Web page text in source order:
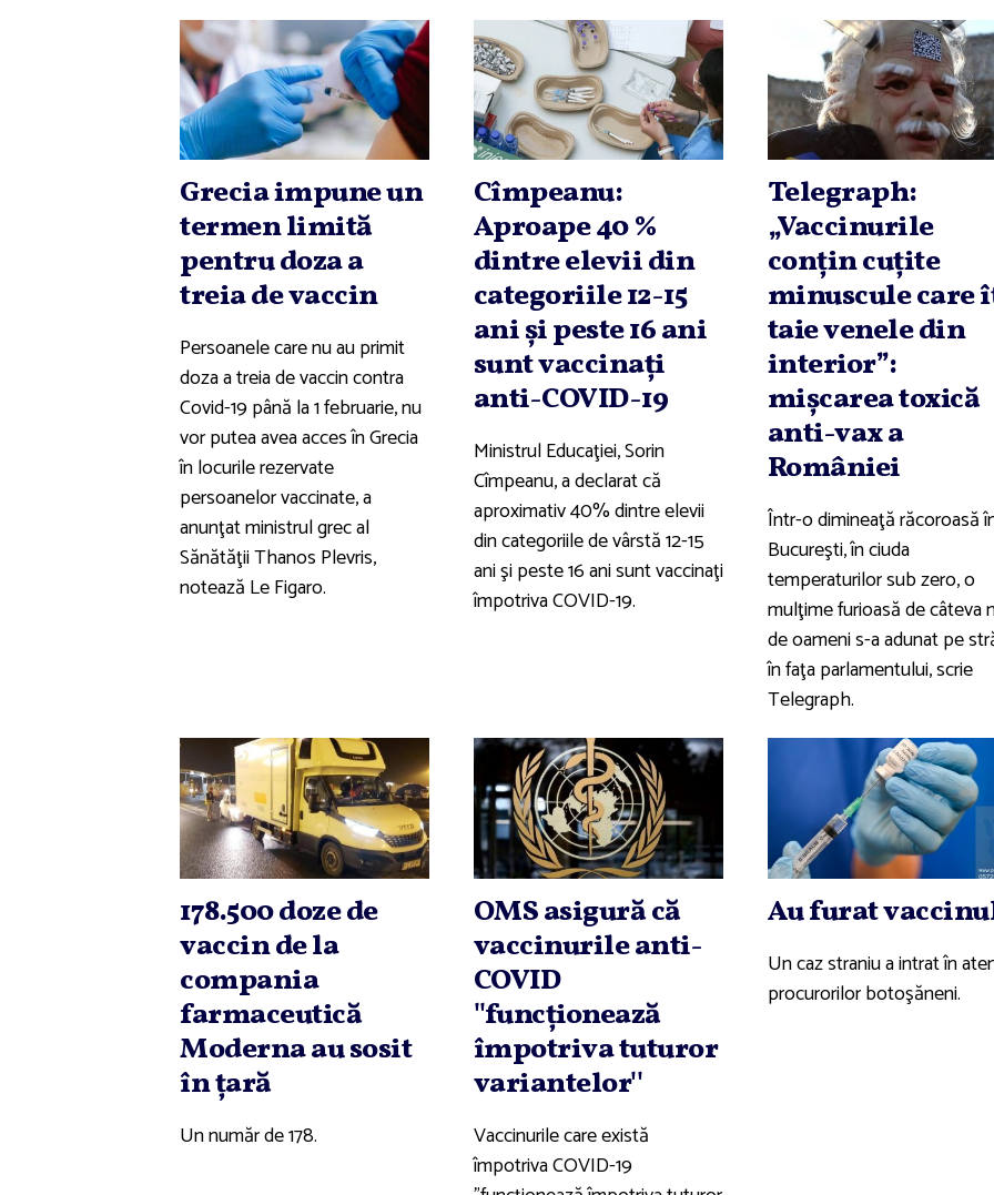
Grecia impune un
termen limită
pentru doza a
treia de vaccin
Persoanele care nu au primit
doza a treia de vaccin contra
Covid-19 până la 1 februarie, nu
vor putea avea acces în Grecia
în locurile rezervate
persoanelor vaccinate, a
anunţat ministrul grec al
Sănătăţii Thanos Plevris,
notează Le Figaro.
Cîmpeanu:
Aproape 40 %
dintre elevii din
categoriile 12-15
ani şi peste 16 ani
sunt vaccinaţi
anti-COVID-19
Ministrul Educaţiei, Sorin
Cîmpeanu, a declarat că
aproximativ 40% dintre elevii
din categoriile de vârstă 12-15
ani şi peste 16 ani sunt vaccinaţi
împotriva COVID-19.
Telegraph:
„Vaccinurile
conţin cuţite
minuscule care
taie venele din
interior”:
mişcarea toxică
anti-vax a
României
Într-o dimineaţă răcoroasă
Bucureşti, în ciuda
temperaturilor sub zero, o
mulţime furioasă de câteva
de oameni s-a adunat pe
în faţa parlamentului, scrie
Telegraph.
178.500 doze de
vaccin de la
compania
farmaceutică
Moderna au sosit
în ţară
Un număr de 178.
OMS asigură că
vaccinurile anti-
COVID
''funcţionează
împotriva tuturor
variantelor''
Vaccinurile care există
împotriva COVID-19
Au furat
Un caz straniu a intrat în
procurorilor botoşăneni.